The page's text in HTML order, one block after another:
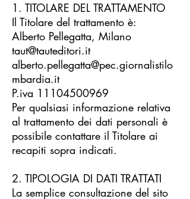
1. TITOLARE DEL TRATTAMENTO
Il Titolare del trattamento è:
Alberto Pellegatta, Milano
taut@tauteditori.it
alberto.pellegatta@pec.giornalistilo
mbardia.it
P.iva 11104500969
Per qualsiasi informazione relativa
al trattamento dei dati personali è
possibile contattare il Titolare ai
recapiti sopra indicati.
2. TIPOLOGIA DI DATI TRATTATI
La semplice consultazione del sito